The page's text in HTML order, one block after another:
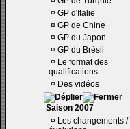
¤ GP d'Italie
¤ GP de Chine
¤ GP du Japon
¤ GP du Brésil
¤ Le format des
qualifications
¤ Des vidéos
Saison 2007
¤ Les changements /